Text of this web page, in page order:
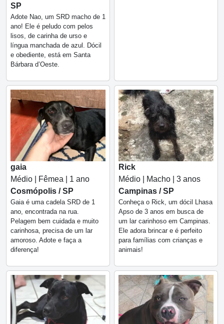
SP
Adote Nao, um SRD macho de 1
ano! Ele é peludo com pelos
lisos, de carinha de urso e
língua manchada de azul. Dócil
e obediente, está em Santa
Bárbara d’Oeste.
gaia
Médio | Fêmea | 1 ano
Cosmópolis / SP
Gaia é uma cadela SRD de 1
ano, encontrada na rua.
Pelagem bem cuidada e muito
carinhosa, precisa de um lar
amoroso. Adote e faça a
diferença!
Rick
Médio | Macho | 3 anos
Campinas / SP
Conheça o Rick, um dócil Lhasa
Apso de 3 anos em busca de
um lar carinhoso em Campinas.
Ele adora brincar e é perfeito
para famílias com crianças e
animais!